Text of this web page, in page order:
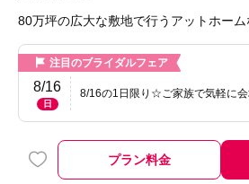
80万坪の広大な敷地で行うアットホー
注目のブライダルフェア
8/16
日
8/16の1日限り☆ご家族で気軽に会
プラン料金